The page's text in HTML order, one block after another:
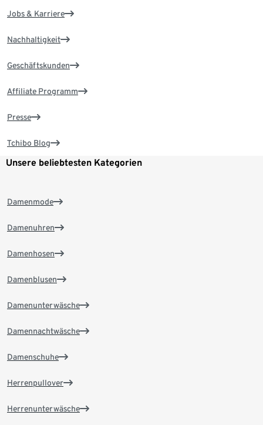
Jobs & Karriere
Nachhaltigkeit
Geschäftskunden
Affiliate Programm
Presse
Tchibo Blog
Unsere beliebtesten Kategorien
Damenmode
Damenuhren
Damenhosen
Damenblusen
Damenunterwäsche
Damennachtwäsche
Damenschuhe
Herrenpullover
Herrenunterwäsche